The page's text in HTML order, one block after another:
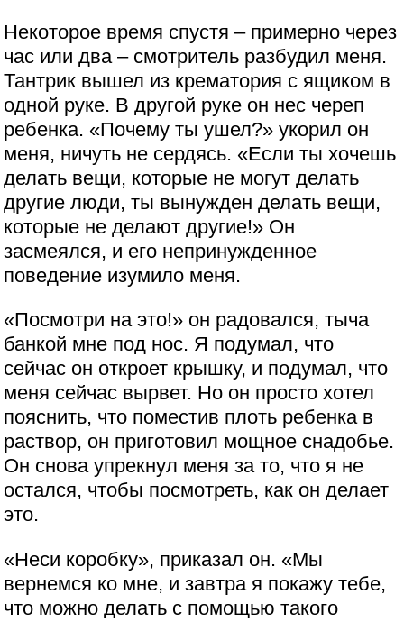
Некоторое время спустя – примерно через
час или два – смотритель разбудил меня.
Тантрик вышел из крематория с ящиком в
одной руке. В другой руке он нес череп
ребенка. «Почему ты ушел?» укорил он
меня, ничуть не сердясь. «Если ты хочешь
делать вещи, которые не могут делать
другие люди, ты вынужден делать вещи,
которые не делают другие!» Он
засмеялся, и его непринужденное
поведение изумило меня.
«Посмотри на это!» он радовался, тыча
банкой мне под нос. Я подумал, что
сейчас он откроет крышку, и подумал, что
меня сейчас вырвет. Но он просто хотел
пояснить, что поместив плоть ребенка в
раствор, он приготовил мощное снадобье.
Он снова упрекнул меня за то, что я не
остался, чтобы посмотреть, как он делает
это.
«Неси коробку», приказал он. «Мы
вернемся ко мне, и завтра я покажу тебе,
что можно делать с помощью такого